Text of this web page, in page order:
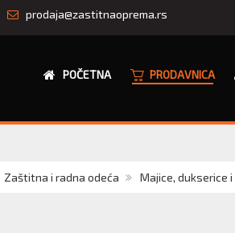
prodaja@zastitnaoprema.rs
POČETNA PRODAVNICA
Zaštitna i radna odeća Majice, dukserice